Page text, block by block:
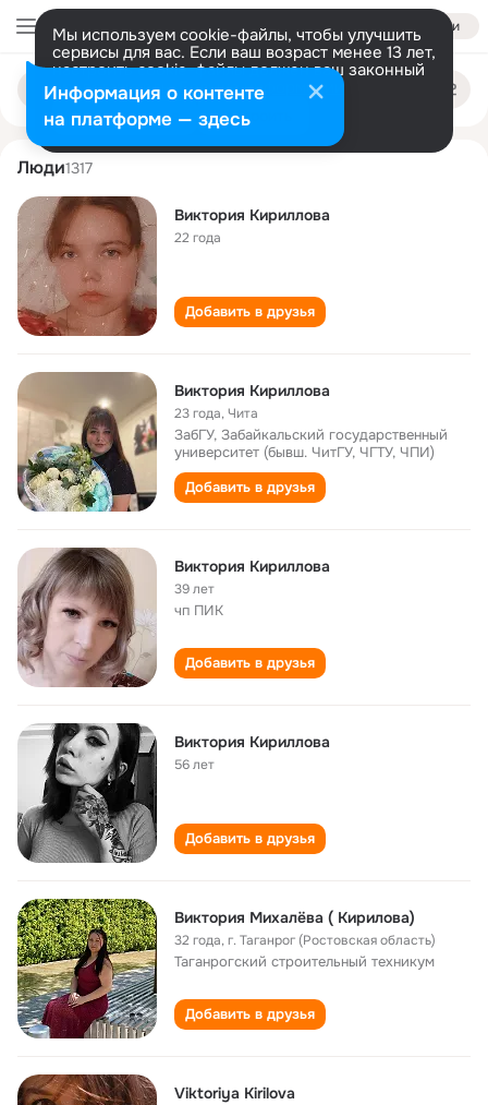
Войти
Мы используем cookie-файлы, чтобы улучшить
сервисы для вас. Если ваш возраст менее 13 лет,
настроить cookie-файлы должен ваш законный
представитель. Больше информации
Разрешить все Настроить
Поиск
людям
viktoriya kirillova
Люди1317
Виктория Кириллова
22 года
Добавить в друзья
Виктория Кириллова
23 года,Чита
ЗабГУ, Забайкальский государственный
университет (бывш. ЧитГУ, ЧГТУ, ЧПИ)
Добавить в друзья
Виктория Кириллова
39 лет
чп ПИК
Добавить в друзья
Виктория Кириллова
56 лет
Добавить в друзья
Виктория Михалёва ( Кирилова)
32 года,г. Таганрог (Ростовская область)
Таганрогский строительный техникум
Добавить в друзья
Viktoriya Kirilova
Информация о контенте
на платформе — здесь